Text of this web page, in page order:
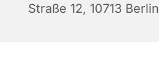
Straße 12, 10713 Berlin